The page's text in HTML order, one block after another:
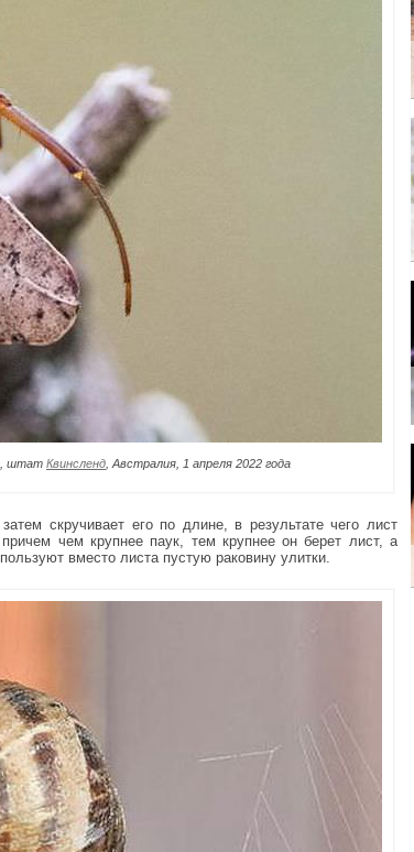
, штат Квинсленд , Австралия, 1 апреля 2022 года
скручивает его по длине, в результате чего лист
чем крупнее паук, тем крупнее он берет лист, а
вместо листа пустую раковину улитки.